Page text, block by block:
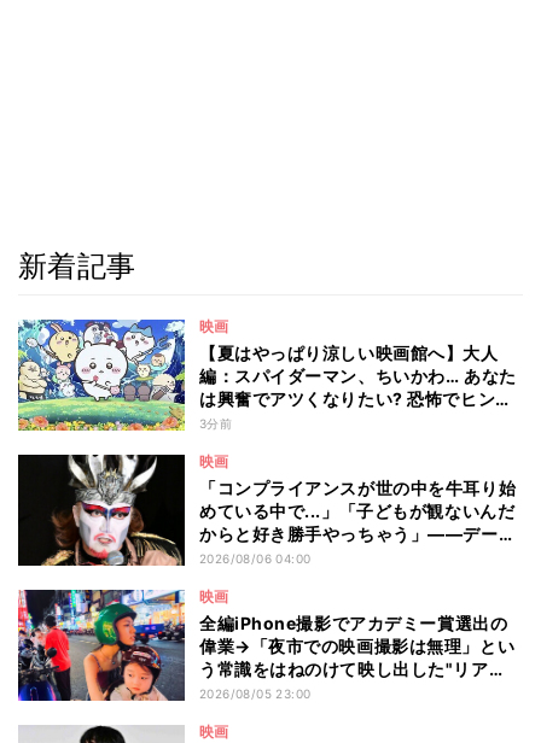
新着記事
映画
【夏はやっぱり涼しい映画館へ】大人
編：スパイダーマン、ちいかわ… あなた
は興奮でアツくなりたい? 恐怖でヒンヤ
リしたい? - 編集部が注目する最新映画5
3分前
映画
「コンプライアンスが世の中を牛耳り始
めている中で...」「子どもが観ないんだ
からと好き勝手やっちゃう」――デーモ
ン閣下が語る映画『レディ・オア・ノッ
2026/08/06 04:00
映画
全編iPhone撮影でアカデミー賞選出の
偉業→「夜市での映画撮影は無理」とい
う常識をはねのけて映し出した"リア
ル"とは――ツォウ監督が語る映画『左
2026/08/05 23:00
映画